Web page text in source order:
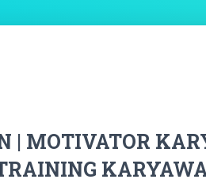
| MOTIVATOR